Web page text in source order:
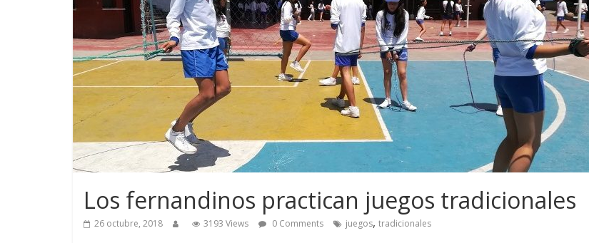
Los fernandinos practican juegos tradicionales
26 octubre, 2018 3193 Views 0 Comments juegos, tradicionales